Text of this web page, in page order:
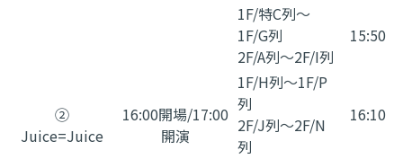
②
Juice=Juice
16:00開場/17:00
開演
1F/特C列～
1F/G列
2F/A列～2F/I列
15:50
1F/H列～1F/P
列
2F/J列～2F/N
列
16:10